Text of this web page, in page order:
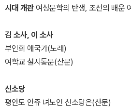
시대 개관 여성문학의 탄생, 조선의 배운
김 소사, 이 소사
부인회 애국가(노래)
여학교 설시통문(산문)
신소당
평안도 안쥬 녀노인 신소당은(산문)